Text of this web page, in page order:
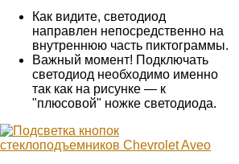
Как видите, светодиод
направлен непосредственно на
внутреннюю часть пиктограммы.
Важный момент! Подключать
светодиод необходимо именно
так как на рисунке — к
"плюсовой" ножке светодиода.